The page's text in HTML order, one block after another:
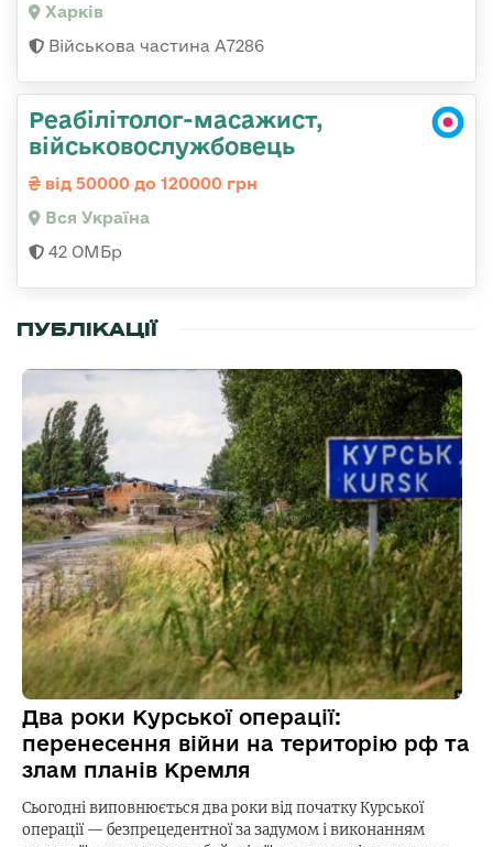
Харків
Військова частина А7286
Реабілітолог-масажист,
військовослужбовець
від 50000 до 120000 грн
Вся Україна
42 ОМБр
ПУБЛІКАЦІЇ
Два роки Курської операції:
перенесення війни на територію рф та
злам планів Кремля
Сьогодні виповнюється два роки від початку Курської
операції — безпрецедентної за задумом і виконанням